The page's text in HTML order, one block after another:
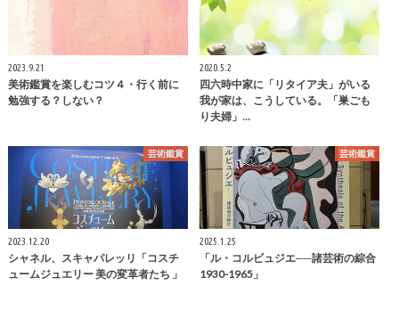
2023.9.21
美術鑑賞を楽しむコツ４・行く前に
勉強する？しない？
2020.5.2
四六時中家に「リタイア夫」がいる
我が家は、こうしている。「巣ごも
り夫婦」…
芸術鑑賞
2023.12.20
シャネル、スキャパレッリ「コスチ
ュームジュエリー 美の変革者たち 」
芸術鑑賞
2025.1.25
「ル・コルビュジエ──諸芸術の綜合
1930-1965」